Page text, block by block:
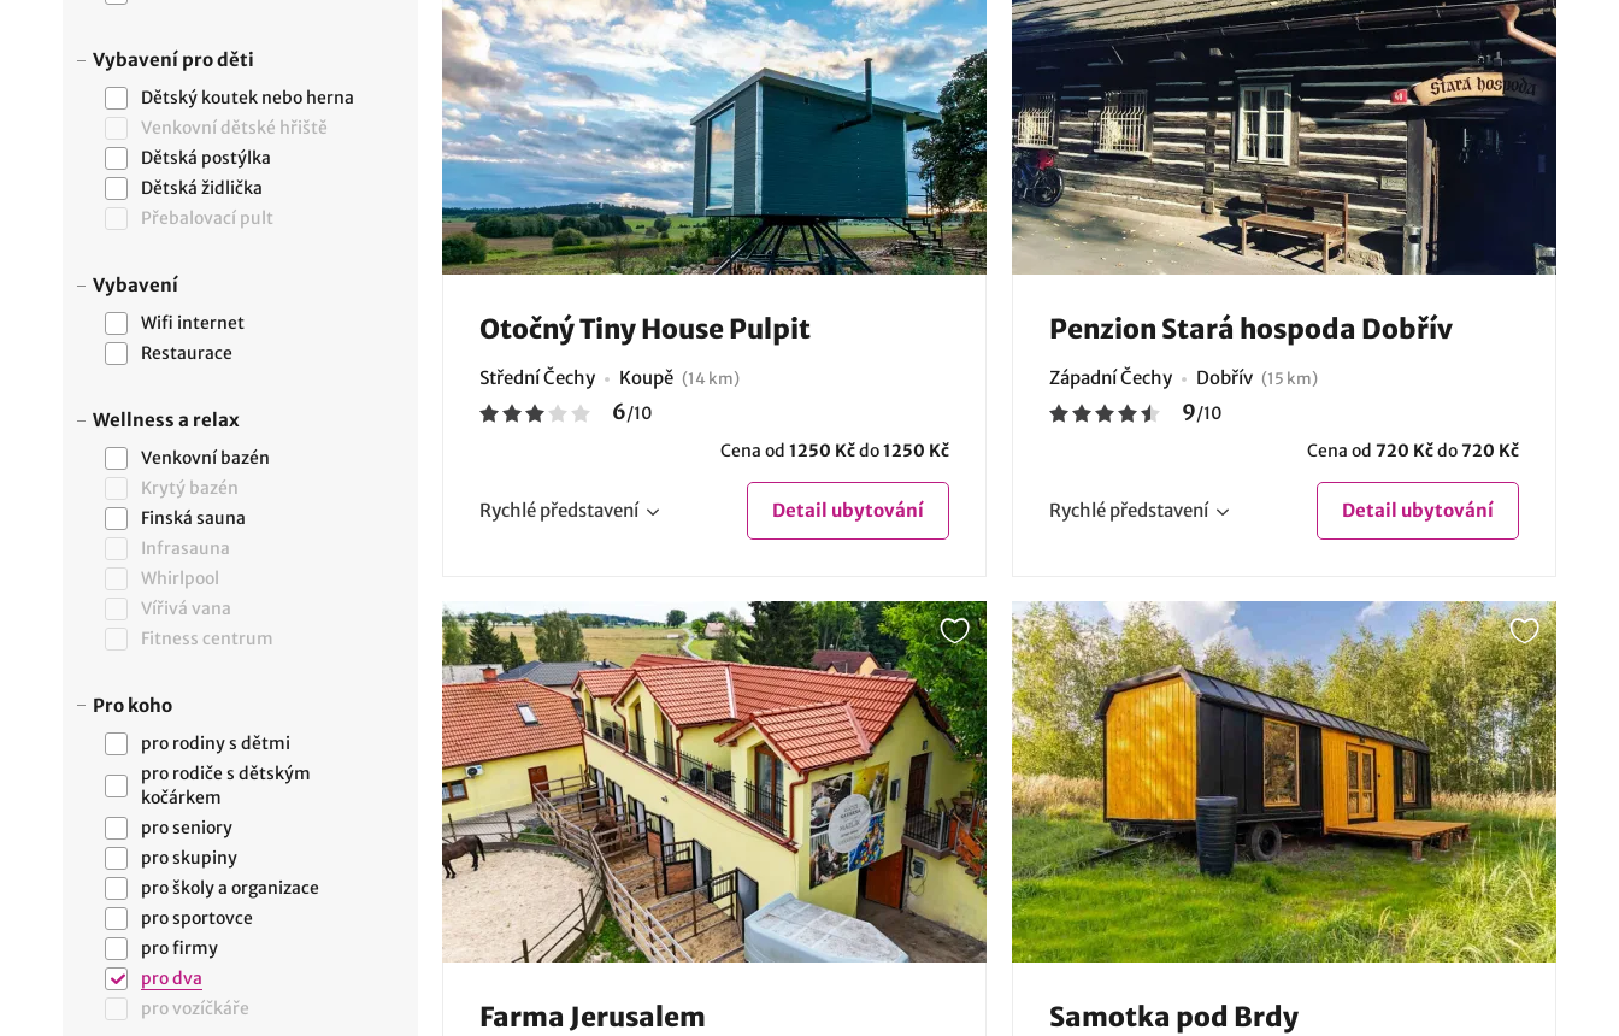
Vybavení pro děti
Dětský koutek nebo herna
Venkovní dětské hřiště
Dětská postýlka
Dětská židlička
Přebalovací pult
Vybavení
Wifi internet
Restaurace
Wellness a relax
Venkovní bazén
Krytý bazén
Finská sauna
Infrasauna
Whirlpool
Vířivá vana
Fitness centrum
Pro koho
pro rodiny s dětmi
pro rodiče s dětským
kočárkem
pro seniory
pro skupiny
pro školy a organizace
pro sportovce
pro firmy
pro dva
pro vozíčkáře
Otočný Tiny House Pulpit
Střední Čechy Koupě (14 km)
6/10
Cena od 1250 Kčdo1250 Kč
Rychlé představení Detail ubytování
Penzion Stará hospoda Dobřív
Západní Čechy Dobřív (15 km)
9/10
Cena od 720 Kčdo720 Kč
Rychlé představení Detail ubytování
Farma Jerusalem Samotka pod Brdy